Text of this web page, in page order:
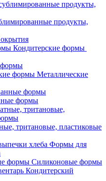
продукты,
Кондитерские формы
формы
Металлические
формы
тритановые, пластиковые
Формы для
Силиконовые формы
Кондитерский